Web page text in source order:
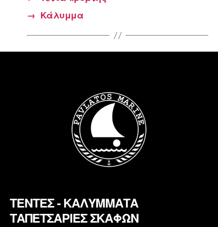
→ Κάλυμμα
ΤΕΝΤΕΣ - ΚΑΛΥΜΜΑΤΑ
ΤΑΠΕΤΣΑΡΙΕΣ ΣΚΑΦΩΝ